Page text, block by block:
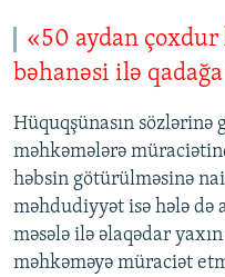
«50 aydan
bəhanəsi ilə
Hüquqşünasın sözlərinə
məhkəmələrə
həbsin götürülməsinə
məhdudiyyət isə hələ də
məsələ ilə əlaqədar
məhkəməyə müraciət